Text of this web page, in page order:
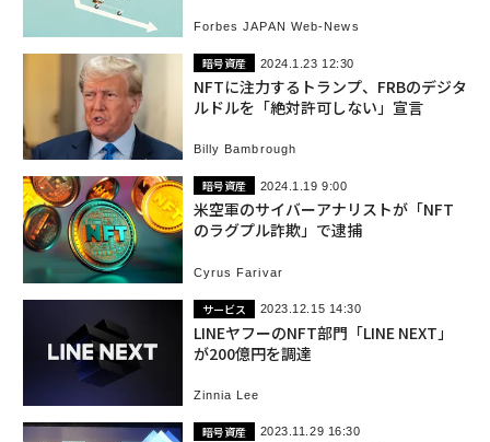
Forbes JAPAN Web-News
暗号資産 2024.1.23 12:30
NFTに注力するトランプ、FRBのデジタ
ルドルを「絶対許可しない」宣言
Billy Bambrough
暗号資産 2024.1.19 9:00
米空軍のサイバーアナリストが「NFT
のラグプル詐欺」で逮捕
Cyrus Farivar
サービス 2023.12.15 14:30
LINEヤフーのNFT部門「LINE NEXT」
が200億円を調達
Zinnia Lee
暗号資産 2023.11.29 16:30